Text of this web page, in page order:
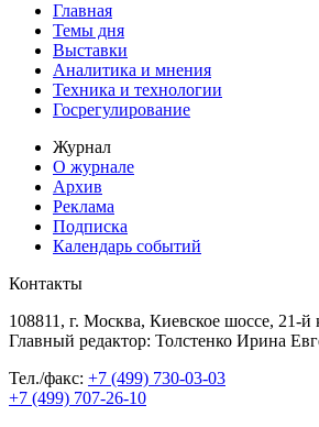
Главная
Темы дня
Выставки
Аналитика и мнения
Техника и технологии
Госрегулирование
Журнал
О журнале
Архив
Реклама
Подписка
Календарь событий
Контакты
108811, г. Москва, Киевское шоссе, 21-й
Главный редактор: Толстенко Ирина
Тел./факс: +7 (499) 730-03-03
+7 (499) 707-26-10